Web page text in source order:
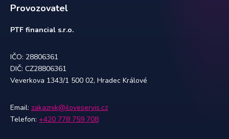
Provozovatel
PTF financial s.r.o.
IČO: 28806361
DIČ: CZ28806361
Veverkova 1343/1 500 02, Hradec Králové
Email: zakaznik@iloveservis.cz
Telefon: +420 778 759 708